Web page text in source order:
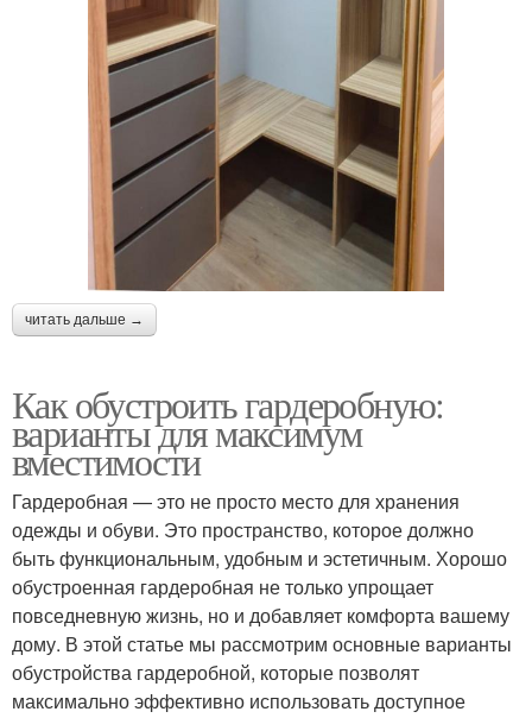
читать дальше →
Как обустроить гардеробную:
варианты для максимум
вместимости
Гардеробная — это не просто место для хранения
одежды и обуви. Это пространство, которое должно
быть функциональным, удобным и эстетичным. Хорошо
обустроенная гардеробная не только упрощает
повседневную жизнь, но и добавляет комфорта вашему
дому. В этой статье мы рассмотрим основные варианты
обустройства гардеробной, которые позволят
максимально эффективно использовать доступное